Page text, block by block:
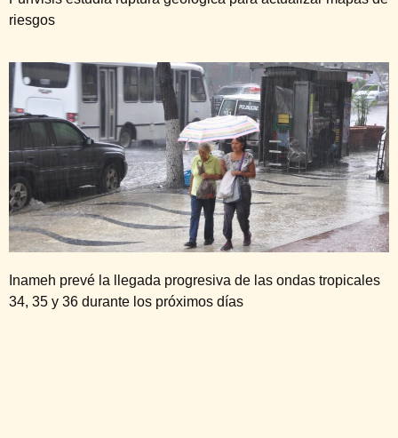
riesgos
Inameh prevé la llegada progresiva de las ondas tropicales
34, 35 y 36 durante los próximos días